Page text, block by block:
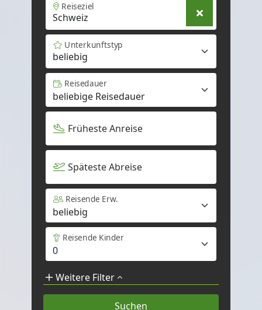
Reiseziel
beliebig
Unterkunftstyp
Reisedauer
Früheste Anreise
Späteste Abreise
Reisende Erw.
Reisende Kinder
Weitere Filter